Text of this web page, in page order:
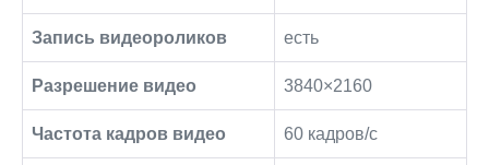
Запись видеороликов есть
Разрешение видео 3840×2160
Частота кадров видео 60 кадров/с